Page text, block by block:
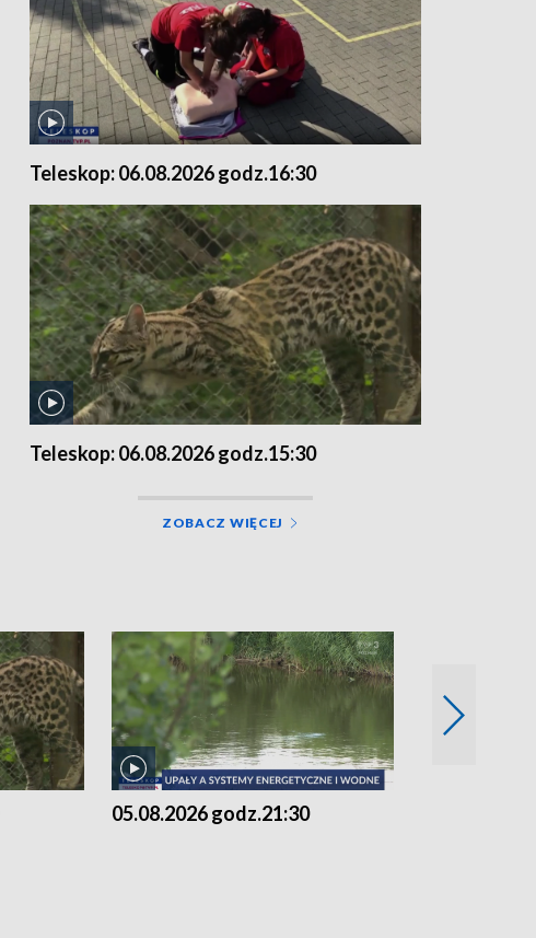
Teleskop: 06.08.2026 godz.16:30
Teleskop: 06.08.2026 godz.15:30
ZOBACZ WIĘCEJ
05.08.2026 godz.21:30